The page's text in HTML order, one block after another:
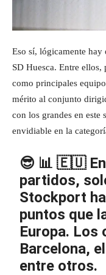
Eso sí, lógicamente hay
SD Huesca. Entre
como principales
mérito al conjunto
con los grandes en este
envidiable en la
😎 📊 🇪🇺
partidos,
Stockport
puntos que
Europa. Los
Barcelona,
entre otros.